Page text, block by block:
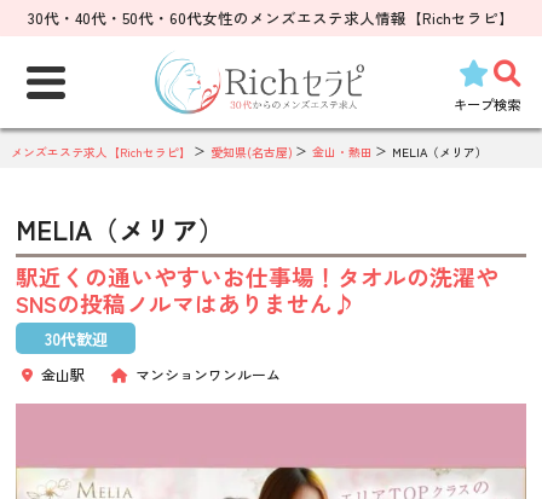
30代・40代・50代・60代女性のメンズエステ求人情報【Richセラピ】
キープ検索
索:
メンズエステ求人【Richセラピ】 愛知県(名古屋) 金山・熱田 MELIA（メリア）
MELIA（メリア）
駅近くの通いやすいお仕事場！タオルの洗濯や
SNSの投稿ノルマはありません♪
30代歓迎
金山駅 マンションワンルーム